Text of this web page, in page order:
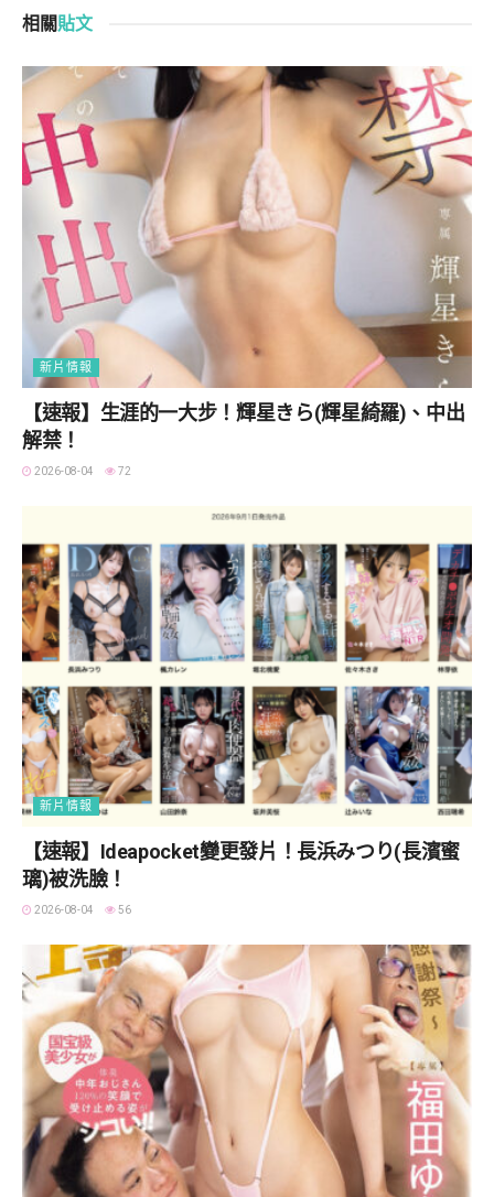
相關貼文
新片情報
【速報】生涯的一大步！輝星きら(輝星綺羅)、中出
解禁！
2026-08-04 72
新片情報
【速報】Ideapocket變更發片！長浜みつり(長濱蜜
璃)被洗臉！
2026-08-04 56